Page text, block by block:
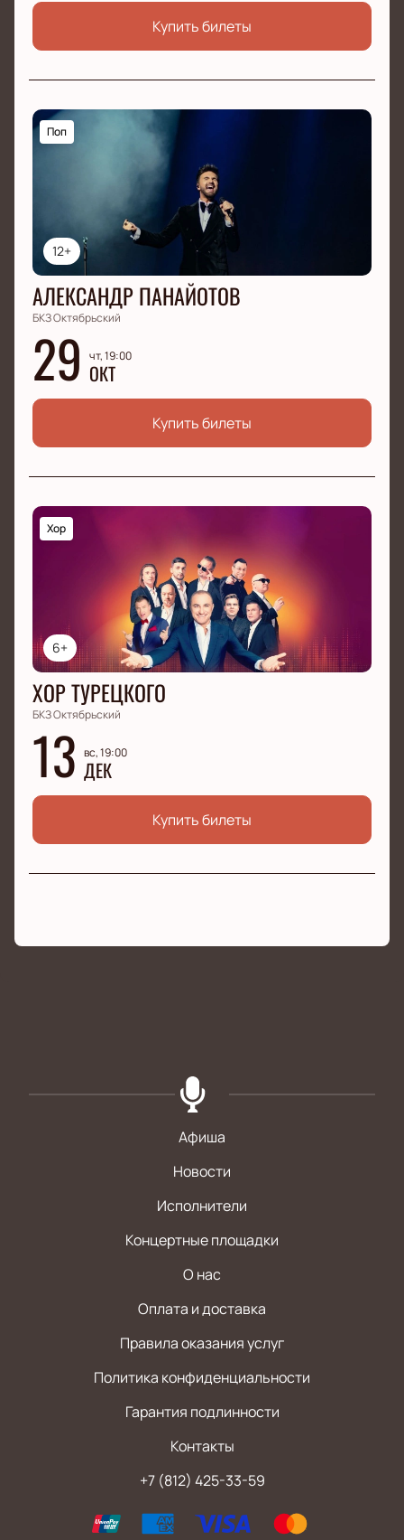
Купить билеты
12+
Поп
АЛЕКСАНДР ПАНАЙОТОВ
БКЗ Октябрьский
29 чт, 19:00
ОКТ
Купить билеты
6+
Хор
ХОР ТУРЕЦКОГО
БКЗ Октябрьский
13 вс, 19:00
ДЕК
Купить билеты
Афиша
Новости
Исполнители
Концертные площадки
О нас
Оплата и доставка
Правила оказания услуг
Политика конфиденциальности
Гарантия подлинности
Контакты
+7 (812) 425-33-59